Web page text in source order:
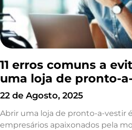
11 erros comuns a
uma loja de pronto-
22 de Agosto, 2025
Abrir uma loja de pronto-a-vestir
empresários apaixonados pela